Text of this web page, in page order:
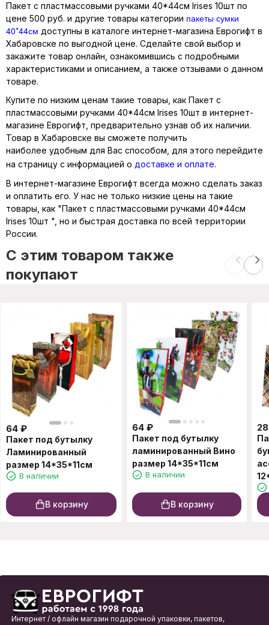
Пакет с пластмассовыми ручками 40*44см Irises 10шт по
цене 500 руб. и другие товары категории пакеты сумки
40*44см доступны в каталоге интернет-магазина Еврогифт в
Хабаровске по выгодной цене. Сделайте свой выбор и
закажите товар онлайн, ознакомившись с подробными
характеристиками и описанием, а также отзывами о данном
товаре.
Купите по низким ценам такие товары, как Пакет с
пластмассовыми ручками 40*44см Irises 10шт в интернет-
магазине Еврогифт, предварительно узнав об их наличии.
Товар в Хабаровске вы сможете получить
наиболее удобным для Вас способом, для этого перейдите
на страницу с информацией о доставке и оплате.
В интернет-магазине Еврогифт всегда можно сделать заказ
и оплатить его. У нас не только низкие цены на такие
товары, как "Пакет с пластмассовыми ручками 40*44см
Irises 10шт ", но и быстрая доставка по всей территории
России.
C этим товаром также
покупают
64 ₽
Пакет под бутылку
Ламинированный
размер 14*35*11см
В наличии
В корзину
64 ₽
Пакет под бутылку
ламинированный Вино
размер 14*35*11см
В наличии
В корзину
28
Интернет / офлайн магазин подарочной упаковки, пакетов,